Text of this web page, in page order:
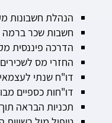
הנהלת חשבונות
חשבות שכר ברמה
הדרכה פיננסית
החזרי מס
דו"ח שנתי
דו"חות כספיים
תכניות הבראה